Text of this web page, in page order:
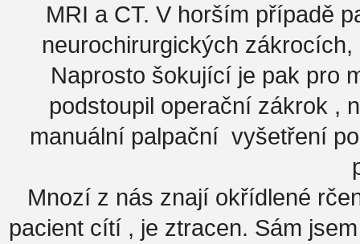
MRI a CT. V horším případě
neurochirurgických
Naprosto šokující je pak pro
podstoupil operační zákrok ,
manuální palpační vyšetření
Mnozí z nás znají okřídlené
pacient cítí , je ztracen. Sám